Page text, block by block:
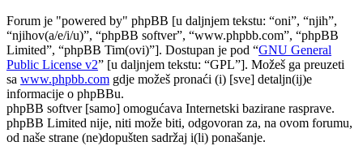
Forum je "powered by" phpBB [u daljnjem tekstu: “oni”, “njih”,
“njihov(a/e/i/u)”, “phpBB softver”, “www.phpbb.com”, “phpBB
Limited”, “phpBB Tim(ovi)”]. Dostupan je pod “GNU General
Public License v2” [u daljnjem tekstu: “GPL”]. Možeš ga preuzeti
sa www.phpbb.com gdje možeš pronaći (i) [sve] detaljn(ij)e
informacije o phpBBu.
phpBB softver [samo] omogućava Internetski bazirane rasprave.
phpBB Limited nije, niti može biti, odgovoran za, na ovom forumu,
od naše strane (ne)dopušten sadržaj i(li) ponašanje.